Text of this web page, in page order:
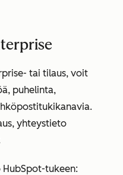
tai tilaus, voit
puhelinta,
yhteystieto
tukeen: